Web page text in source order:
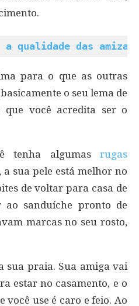
a qualidade das
para o que as outras
o seu lema de
que você acredita ser o
tenha algumas rugas
, a sua pele está melhor no
de voltar para casa de
ao sanduíche pronto de
marcas no seu rosto,
sua praia. Sua amiga vai
estar no casamento, e o
você use é caro e feio. Ao